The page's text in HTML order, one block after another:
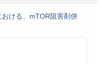
ける、mTOR阻害剤併